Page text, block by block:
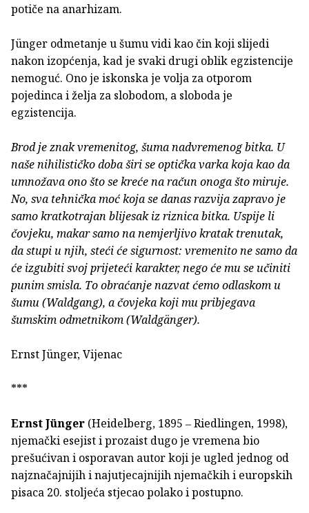
potiče na anarhizam.
Jünger odmetanje u šumu vidi kao čin koji slijedi
nakon izopćenja, kad je svaki drugi oblik egzistencije
nemoguć. Ono je iskonska je volja za otporom
pojedinca i želja za slobodom, a sloboda je
egzistencija.
Brod je znak vremenitog, šuma nadvremenog bitka. U
naše nihilističko doba širi se optička varka koja kao da
umnožava ono što se kreće na račun onoga što miruje.
No, sva tehnička moć koja se danas razvija zapravo je
samo kratkotrajan blijesak iz riznica bitka. Uspije li
čovjeku, makar samo na nemjerljivo kratak trenutak,
da stupi u njih, steći će sigurnost: vremenito ne samo da
će izgubiti svoj prijeteći karakter, nego će mu se učiniti
punim smisla. To obraćanje nazvat ćemo odlaskom u
šumu (Waldgang), a čovjeka koji mu pribjegava
šumskim odmetnikom (Waldgänger).
Ernst Jünger, Vijenac
***
Ernst Jünger (Heidelberg, 1895 ‒ Riedlingen, 1998),
njemački esejist i prozaist dugo je vremena bio
prešućivan i osporavan autor koji je ugled jednog od
najznačajnijih i najutjecajnijih njemačkih i europskih
pisaca 20. stoljeća stjecao polako i postupno.